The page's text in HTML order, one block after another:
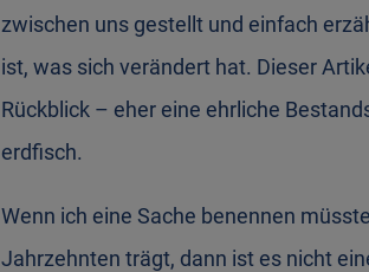
zwischen uns gestellt und einfach
ist, was sich verändert hat. Dieser
Rückblick – eher eine ehrliche
erdfisch.
Wenn ich eine Sache benennen
Jahrzehnten trägt, dann ist es nicht